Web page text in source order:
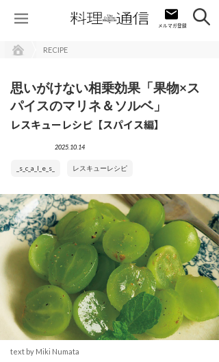
RECIPE
思いがけない相乗効果「果物×ス
パイスのマリネ＆ソルベ」
レスキューレシピ【スパイス編】
2025.10.14
_s_c_a_l_e_s_ レスキューレシピ
text by Miki Numata